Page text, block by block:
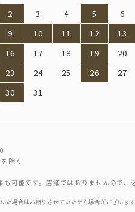
2
3 4 5 6
9
10 11 12 13
16
17 18 19 20
23
24 25 26 27
30
31
除く
可能です。店舗ではありませんので、
た場合はお断りさせていただく場合がございます